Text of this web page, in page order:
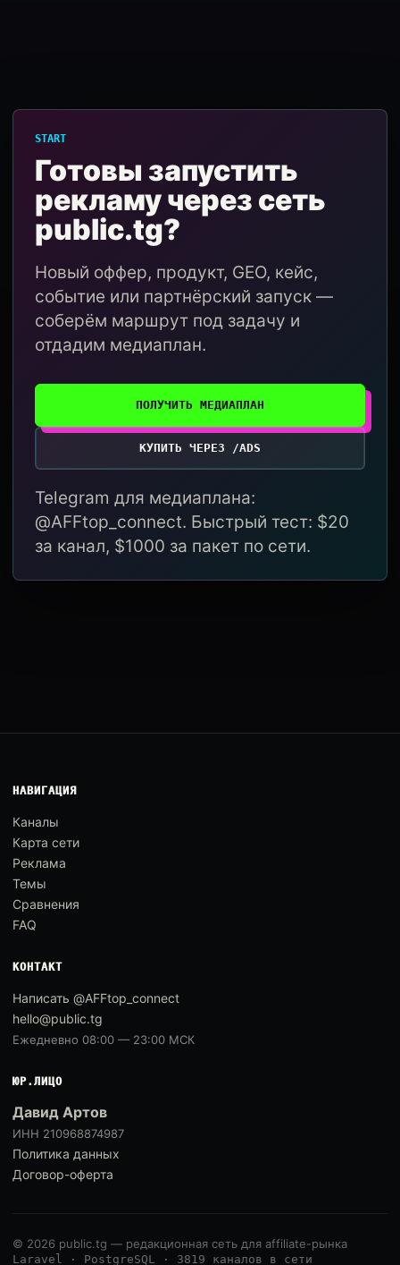
START
Готовы запустить
рекламу через сеть
public.tg?
Новый оффер, продукт, GEO, кейс,
событие или партнёрский запуск —
соберём маршрут под задачу и
отдадим медиаплан.
ПОЛУЧИТЬ МЕДИАПЛАН
КУПИТЬ ЧЕРЕЗ /ADS
Telegram для медиаплана:
@AFFtop_connect. Быстрый тест: $20
за канал, $1000 за пакет по сети.
НАВИГАЦИЯ
Каналы
Карта сети
Реклама
Темы
Сравнения
FAQ
КОНТАКТ
Написать @AFFtop_connect
hello@public.tg
Ежедневно 08:00 — 23:00 МСК
ЮР.ЛИЦО
Давид Артов
ИНН 210968874987
Политика данных
Договор-оферта
© 2026 public.tg — редакционная сеть для affiliate-рынка
Laravel · PostgreSQL · 3819 каналов в сети